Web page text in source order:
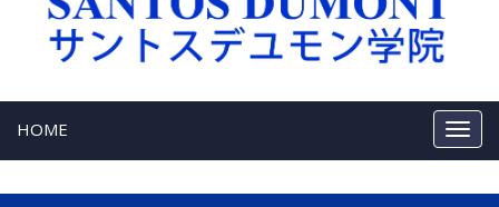
HOME